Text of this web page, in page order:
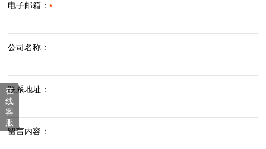
电子邮箱：*
公司名称：
联系地址：
留言内容：
在
线
客
服